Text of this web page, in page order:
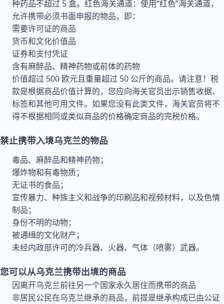
种药品不超过 5 盒。红色海关通道：使用“红色”海关通道，
允许携带必须书面申报的物品，即：
需要许可证的商品
货币和文化价值品
证券和支付凭证
含有麻醉品、精神药物或前体的药物
价值超过 500 欧元且重量超过 50 公斤的商品。请注意！税
款是根据商品价值计算的，您应向海关官员出示销售收据、
标签和其他可用文件。如果您没有此类文件，海关官员将不
得不根据相同或类似商品的价格确定商品的完税价格。
禁止携带入境乌克兰的物品
毒品、麻醉品和精神药物；
爆炸物和有毒物质；
无证书的食品；
宣传暴力、种族主义和战争的印刷品和视频材料，以及色情
制品；
身份不明的动物；
被通缉的文化财产；
未经内政部许可的冷兵器、火器、气体（喷雾）武器。
您可以从乌克兰携带出境的商品
因离开乌克兰前往另一个国家永久居住而携带的商品
非居民公民在乌克兰继承的商品，前提是继承构成已由公证